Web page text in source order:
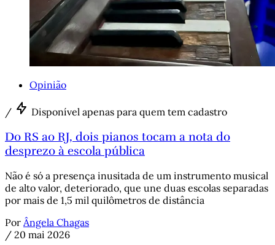
Opinião
/ Disponível apenas para quem tem cadastro
Do RS ao RJ, dois pianos tocam a nota do
desprezo à escola pública
Não é só a presença inusitada de um instrumento musical
de alto valor, deteriorado, que une duas escolas separadas
por mais de 1,5 mil quilômetros de distância
Por Ângela Chagas
/ 20 mai 2026